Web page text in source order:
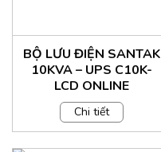
BỘ LƯU ĐIỆN SANTAK
10KVA – UPS C10K-
LCD ONLINE
Chi tiết